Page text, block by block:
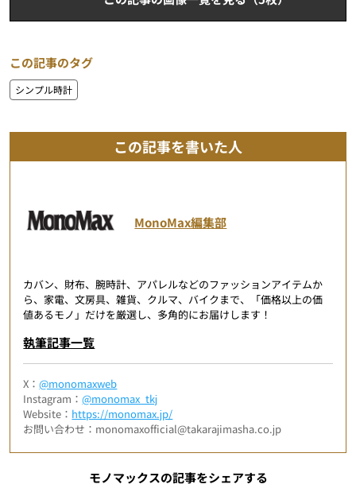
この記事のタグ
シンプル時計
この記事を書いた人
MonoMax編集部
カバン、財布、腕時計、アパレルなどのファッションアイテムか
ら、家電、文房具、雑貨、クルマ、バイクまで、「価格以上の価
値あるモノ」だけを厳選し、多角的にお届けします！
執筆記事一覧
X：@monomaxweb
Instagram：@monomax_tkj
Website： https://monomax.jp/
お問い合わせ：monomaxofficial@takarajimasha.co.jp
モノマックスの記事をシェアする